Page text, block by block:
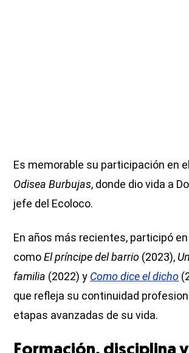
Es memorable su participación en
Odisea Burbujas, donde dio vida a
jefe del Ecoloco.
En años más recientes, participó
comoEl príncipe del barrio (2023),
familia (2022) y Como dice el dicho
que refleja su continuidad
etapas avanzadas de su vida.